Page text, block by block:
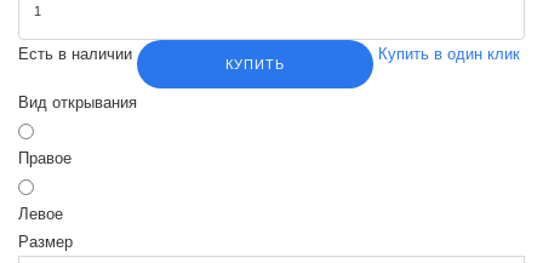
Есть в наличии
КУПИТЬ
Купить в один клик
Вид открывания
Правое
Левое
Размер